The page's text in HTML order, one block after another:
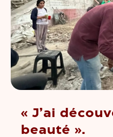
« J’ai
beauté ».